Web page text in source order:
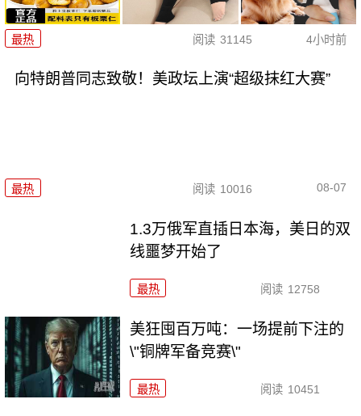
最热 阅读 31145 4小时前
向特朗普同志致敬！美政坛上演“超级抹红大赛”
最热 阅读 10016 08-07
1.3万俄军直插日本海，美日的双
线噩梦开始了
最热 阅读 12758
美狂囤百万吨：一场提前下注的
\"铜牌军备竞赛\"
最热 阅读 10451